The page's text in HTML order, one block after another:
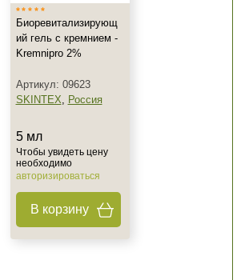
Биоревитализирующ
ий гель с кремнием -
Kremnipro 2%
Артикул: 09623
SKINTEX, Россия
5 мл
Чтобы увидеть цену
необходимо
авторизироваться
В корзину